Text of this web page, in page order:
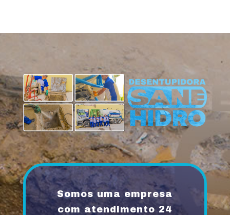
Somos uma empresa
com atendimento 24